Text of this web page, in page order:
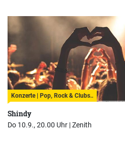
Konzerte | Pop, Rock & Clubs..
Shindy
Do 10.9., 20.00 Uhr |Zenith